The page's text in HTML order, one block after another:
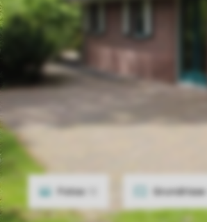
Fotos Grundrisse